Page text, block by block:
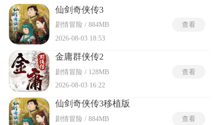
现，让每一次冒险都能契合玩家对古代江湖的想象。不同职业
拥有差异化的能力体系，开放世界的探索框架给予玩家足够的
行动空间，不用跟随固定流程推进游戏进度，可以自由选择成
长方向，或深入秘境挑战强敌，或游走城镇结交同好，在广阔
天地间走出专属的侠客之路。
仙剑奇侠传3
剧情冒险 / 884MB
2026-08-03 18:53
查看
金庸群侠传2
剧情冒险 / 128MB
2026-08-03 16:22
查看
仙剑奇侠传3移植版
剧情冒险 / 884MB
查看